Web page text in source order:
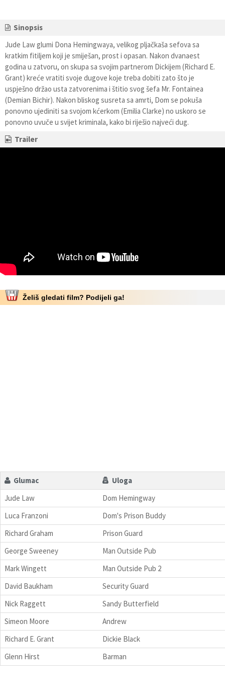
Sinopsis
Jude Law glumi Dona Hemingwaya, velikog pljačkaša sefova sa
kratkim fitiljem koji je smiješan, prost i opasan. Nakon dvanaest
godina u zatvoru, on skupa sa svojim partnerom Dickijem (Richard E.
Grant) kreće vratiti svoje dugove koje treba dobiti zato što je
uspješno držao usta zatvorenima i štitio svog šefa Mr. Fontainea
(Demian Bichir). Nakon bliskog susreta sa amrti, Dom se pokuša
ponovno ujediniti sa svojom kćerkom (Emilia Clarke) no uskoro se
ponovno uvuče u svijet kriminala, kako bi riješio najveći dug.
Trailer
Želiš gledati film? Podijeli ga!
Glumac
Uloga
Jude Law
Dom Hemingway
Luca Franzoni
Dom's Prison Buddy
Richard Graham
Prison Guard
George Sweeney
Man Outside Pub
Mark Wingett
Man Outside Pub 2
David Baukham
Security Guard
Nick Raggett
Sandy Butterfield
Simeon Moore
Andrew
Richard E. Grant
Dickie Black
Glenn Hirst
Barman